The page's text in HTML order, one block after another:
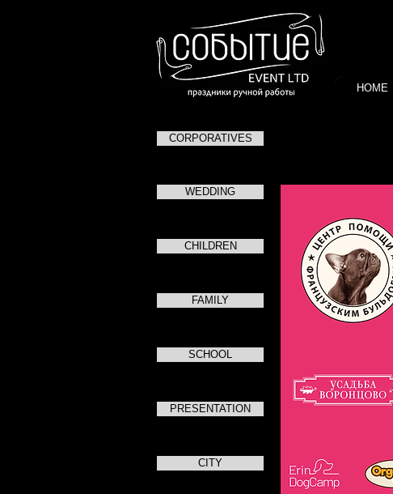
HOME
CORPORATIVES
WEDDING
CHILDREN
FAMILY
SCHOOL
PRESENTATION
CITY